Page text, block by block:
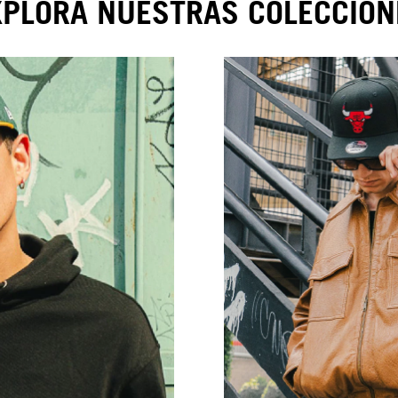
NUESTRAS